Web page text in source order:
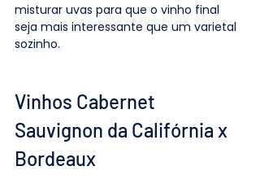
misturar uvas para que o vinho final
seja mais interessante que um varietal
sozinho.
Vinhos Cabernet
Sauvignon da Califórnia x
Bordeaux